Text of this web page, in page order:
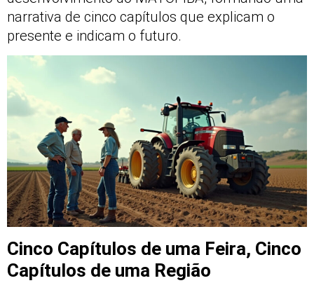
narrativa de cinco capítulos que explicam o
presente e indicam o futuro.
Cinco Capítulos de uma Feira, Cinco
Capítulos de uma Região